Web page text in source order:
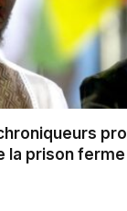
la prison